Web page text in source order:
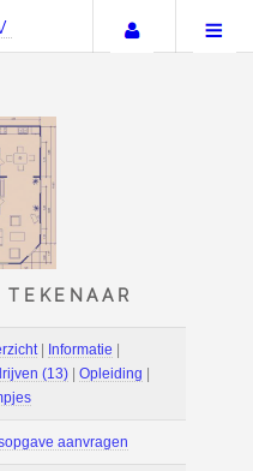
Uw